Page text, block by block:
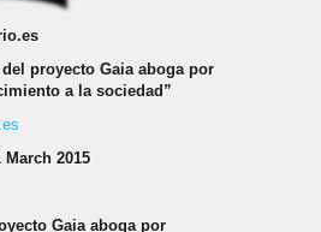
proyecto Gaia aboga por
a la sociedad”
March 2015
Gaia aboga por